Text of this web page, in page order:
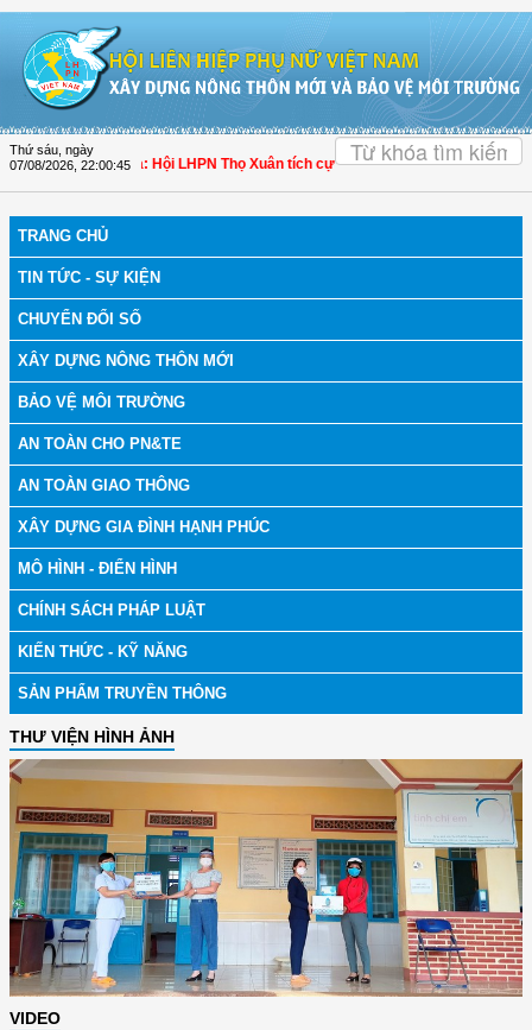
Thứ sáu, ngày
07/08/2026 22:00:45
| Thanh Hóa: Hội LHPN Thọ Xuân tích cực góp phần nâng cao tỷ lệ người
TRANG CHỦ
TIN TỨC - SỰ KIỆN
CHUYỂN ĐỔI SỐ
XÂY DỰNG NÔNG THÔN MỚI
BẢO VỆ MÔI TRƯỜNG
AN TOÀN CHO PN&TE
AN TOÀN GIAO THÔNG
XÂY DỰNG GIA ĐÌNH HẠNH PHÚC
MÔ HÌNH - ĐIỂN HÌNH
CHÍNH SÁCH PHÁP LUẬT
KIẾN THỨC - KỸ NĂNG
SẢN PHẨM TRUYỀN THÔNG
THƯ VIỆN HÌNH ẢNH
VIDEO
OK